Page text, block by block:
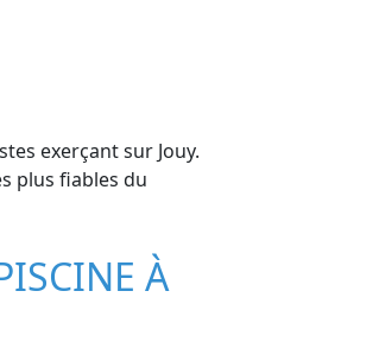
exerçant sur Jouy.
plus fiables du
À